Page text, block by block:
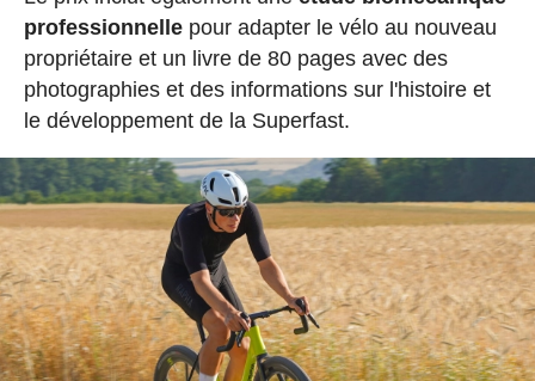
professionnellepour adapter le vélo au nouveau
propriétaire et un livre de 80 pages avec des
photographies et des informations sur l'histoire et
le développement de la Superfast.